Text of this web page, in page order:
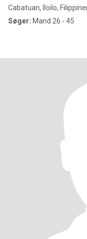
Cabatuan, Iloilo,
Søger: Mand 26 - 45